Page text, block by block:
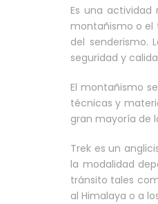
Es una
montañismo o el
del senderismo.
seguridad y
El montañismo
técnicas y
gran mayoría de
Trek es un
la modalidad
tránsito tales
al Himalaya o a